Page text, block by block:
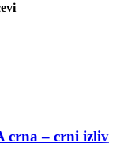
crna – crni izliv